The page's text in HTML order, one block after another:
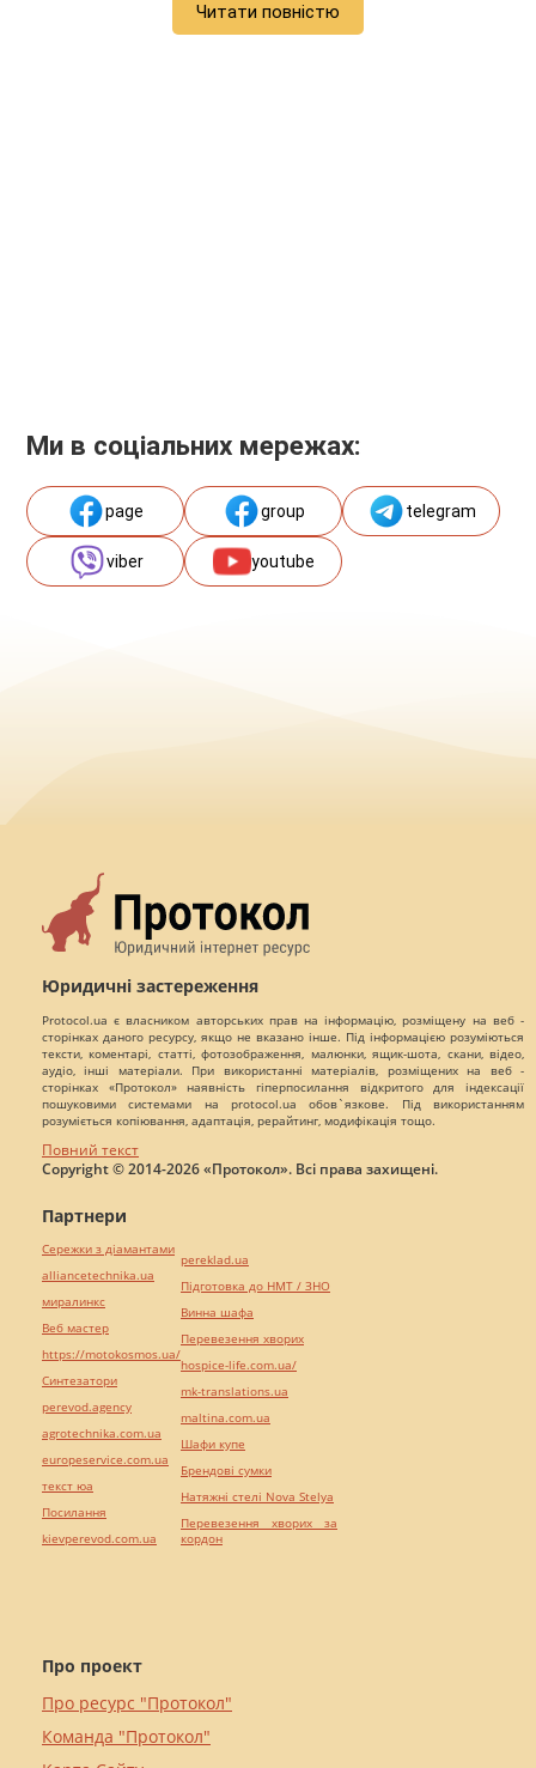
Читати повністю
Ми в соціальних мережах:
page group telegram
viber youtube
Юридичні застереження
Protocol.ua є власником авторських прав на інформацію, розміщену на веб -
сторінках даного ресурсу, якщо не вказано інше. Під інформацією розуміються
тексти, коментарі, статті, фотозображення, малюнки, ящик-шота, скани, відео,
аудіо, інші матеріали. При використанні матеріалів, розміщених на веб -
сторінках «Протокол» наявність гіперпосилання відкритого для індексації
пошуковими системами на protocol.ua обов`язкове. Під використанням
розуміється копіювання, адаптація, рерайтинг, модифікація тощо.
Повний текст
Copyright © 2014-2026 «Протокол». Всі права захищені.
Про проект
Про ресурс "Протокол"
Команда "Протокол"
Партнери
Сережки з діамантами
alliancetechnika.ua
миралинкс
Веб мастер
https://motokosmos.ua/
Синтезатори
perevod.agency
agrotechnika.com.ua
europeservice.com.ua
текст юа
Посилання
kievperevod.com.ua
pereklad.ua
Підготовка до НМТ / ЗНО
Винна шафа
Перевезення хворих
hospice-life.com.ua/
mk-translations.ua
maltina.com.ua
Шафи купе
Брендові сумки
Натяжні стелі Nova Stelya
Перевезення хворих за
кордон